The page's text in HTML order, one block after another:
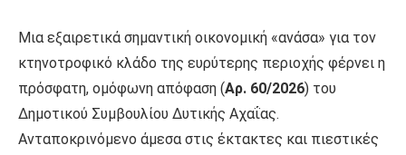
Μια εξαιρετικά σημαντική οικονομική «ανάσα» για τον
κτηνοτροφικό κλάδο της ευρύτερης περιοχής φέρνει η
πρόσφατη, ομόφωνη απόφαση (Αρ. 60/2026) του
Δημοτικού Συμβουλίου Δυτικής Αχαΐας.
Ανταποκρινόμενο άμεσα στις έκτακτες και πιεστικές